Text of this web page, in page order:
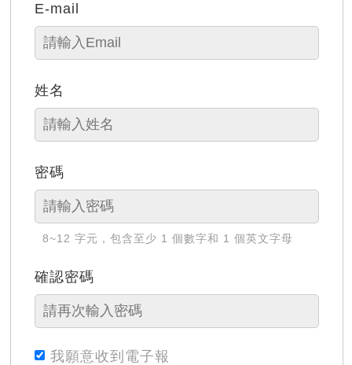
E-mail
姓名
密碼
8~12 字元，包含至少 1 個數字和 1 個英文字母
確認密碼
我願意收到電子報